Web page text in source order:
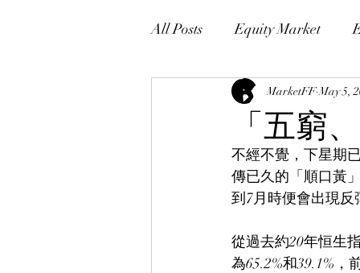
All Posts Equity Market
VIX Market
Currency Macro
「五窮
MarketFF May 5,
不經不覺，下星期
傳已久的「順口黃
到7月時便會出現
從過去約20年恒生
為65.2%和39.1%